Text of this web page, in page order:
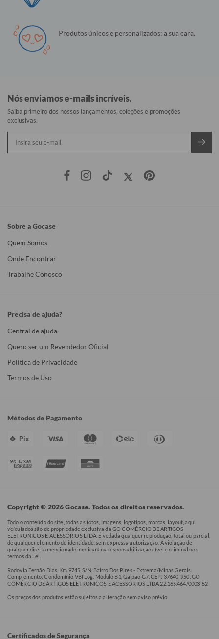
Produtos únicos e personalizados: a sua cara.
Nós enviamos e-mails incríveis.
Saiba primeiro dos nossos lançamentos, coleções e promoções
exclusivas.
Sobre a Gocase
Quem Somos
Onde Encontrar
Trabalhe Conosco
Precisa de ajuda?
Central de ajuda
Quero ser um Revendedor Oficial
Política de Privacidade
Termos de Uso
Métodos de Pagamento
Pix
Copyright © 2026 Gocase. Todos os direitos reservados.
Todo o conteúdo do site, todas as fotos, imagens, logotipos, marcas, layout, aqui
veículados são de propriedade exclusiva da GO COMÉRCIO DE ARTIGOS
ELETRÔNICOS E ACESSÓRIOS LTDA. É vedada qualquer reprodução, total ou parcial,
de qualquer elemento de identidade, sem expressa autorização. A violação de
qualquer direito mencionado implicará na responsabilização cível e criminal nos
termos da Lei.
Rodovia Fernão Dias, Km 9745, S/N, Bairro Dos Pires - Extrema/Minas Gerais.
Complemento: Condomínio VBI Log, Módulo B1, Galpão G7. CEP: 37640-950. GO
COMÉRCIO DE ARTIGOS ELETRÔNICOS E ACESSÓRIOS LTDA 22.165.464/0003-52
Os preços dos produtos estão sujeitos a alteração sem aviso prévio.
Certificados de Segurança